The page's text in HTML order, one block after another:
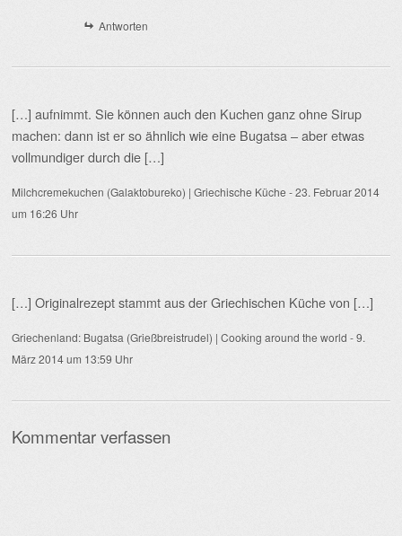
Antworten
[…] aufnimmt. Sie können auch den Kuchen ganz ohne Sirup
machen: dann ist er so ähnlich wie eine Bugatsa – aber etwas
vollmundiger durch die […]
Milchcremekuchen (Galaktobureko) | Griechische Küche -23. Februar 2014
um 16:26 Uhr
[…] Originalrezept stammt aus der Griechischen Küche von […]
Griechenland: Bugatsa (Grießbreistrudel) | Cooking around the world -9.
März 2014 um 13:59 Uhr
Kommentar verfassen